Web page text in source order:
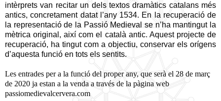
intèrprets van recitar un dels textos dramàtics catalans més
antics, concretament datat l’any 1534. En la recuperació de
la representació de la Passió Medieval se n’ha mantingut la
mètrica original, així com el català antic. Aquest projecte de
recuperació, ha tingut com a objectiu, conservar els orígens
d’aquesta funció en tots els sentits.
Les entrades per a la funció del proper any, que serà el 28 de març
de 2020 ja estan a la venda a través de la pàgina web
passiomedievalcervera.com